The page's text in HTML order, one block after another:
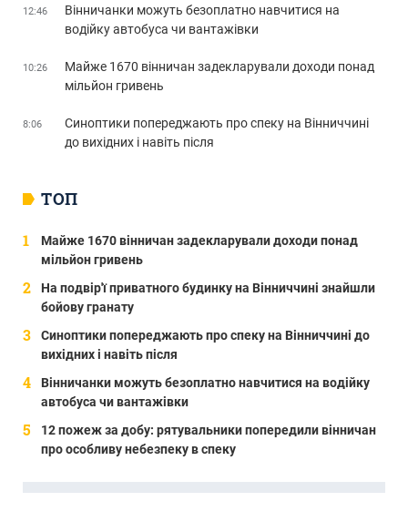
ТОП
Майже 1670 вінничан задекларували доходи понад
мільйон гривень
На подвір'ї приватного будинку на Вінниччині знайшли
бойову гранату
Синоптики попереджають про спеку на Вінниччині до
вихідних і навіть після
Вінничанки можуть безоплатно навчитися на водійку
автобуса чи вантажівки
12 пожеж за добу: рятувальники попередили вінничан
про особливу небезпеку в спеку
12:46
Вінничанки можуть безоплатно навчитися на
водійку автобуса чи вантажівки
10:26
Майже 1670 вінничан задекларували доходи понад
мільйон гривень
8:06
Синоптики попереджають про спеку на Вінниччині
до вихідних і навіть після